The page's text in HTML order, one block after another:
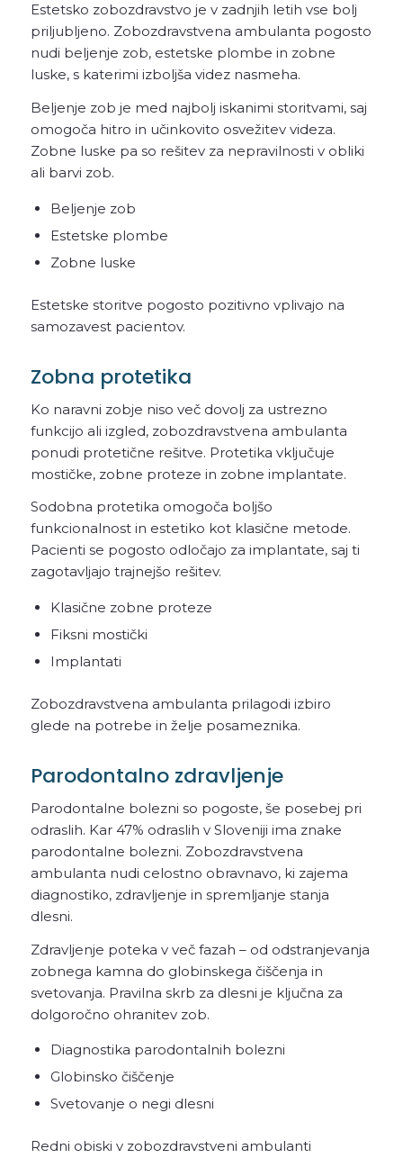
Estetsko zobozdravstvo je v zadnjih letih vse bolj
priljubljeno. Zobozdravstvena ambulanta pogosto
nudi beljenje zob, estetske plombe in zobne
luske, s katerimi izboljša videz nasmeha.
Beljenje zob je med najbolj iskanimi storitvami, saj
omogoča hitro in učinkovito osvežitev videza.
Zobne luske pa so rešitev za nepravilnosti v obliki
ali barvi zob.
Beljenje zob
Estetske plombe
Zobne luske
Estetske storitve pogosto pozitivno vplivajo na
samozavest pacientov.
Zobna protetika
Ko naravni zobje niso več dovolj za ustrezno
funkcijo ali izgled, zobozdravstvena ambulanta
ponudi protetične rešitve. Protetika vključuje
mostičke, zobne proteze in zobne implantate.
Sodobna protetika omogoča boljšo
funkcionalnost in estetiko kot klasične metode.
Pacienti se pogosto odločajo za implantate, saj ti
zagotavljajo trajnejšo rešitev.
Klasične zobne proteze
Fiksni mostički
Implantati
Zobozdravstvena ambulanta prilagodi izbiro
glede na potrebe in želje posameznika.
Parodontalno zdravljenje
Parodontalne bolezni so pogoste, še posebej pri
odraslih. Kar 47% odraslih v Sloveniji ima znake
parodontalne bolezni. Zobozdravstvena
ambulanta nudi celostno obravnavo, ki zajema
diagnostiko, zdravljenje in spremljanje stanja
dlesni.
Zdravljenje poteka v več fazah – od odstranjevanja
zobnega kamna do globinskega čiščenja in
svetovanja. Pravilna skrb za dlesni je ključna za
dolgoročno ohranitev zob.
Diagnostika parodontalnih bolezni
Globinsko čiščenje
Svetovanje o negi dlesni
Redni obiski v zobozdravstveni ambulanti